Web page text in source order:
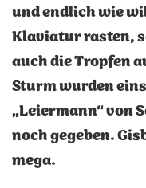
und endlich wie
Klaviatur rasten,
auch die Tropfen
Sturm wurden
„Leiermann“ von
noch gegeben.
mega.